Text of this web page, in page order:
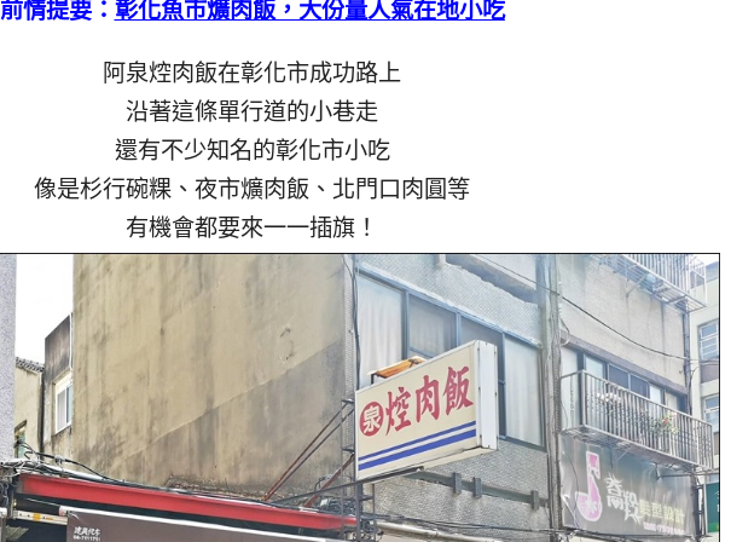
前情提要： 彰化魚市爌肉飯，大份量人氣在地小吃
阿泉焢肉飯在彰化市成功路上
沿著這條單行道的小巷走
還有不少知名的彰化市小吃
像是杉行碗粿、夜市爌肉飯、北門口肉圓等
有機會都要來一一插旗！